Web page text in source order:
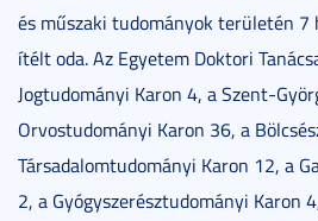
és műszaki tudományok területén
ítélt oda. Az Egyetem Doktori
Jogtudományi Karon 4, a Szent-
Orvostudományi Karon 36, a
Társadalomtudományi Karon 12, a
2, a Gyógyszerésztudományi Karon